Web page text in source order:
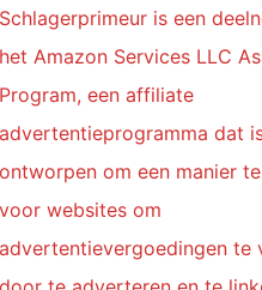
Schlagerprimeur is een
het Amazon Services LLC
Program, een affiliate
advertentieprogramma dat
ontworpen om een manier
voor websites om
advertentievergoedingen te